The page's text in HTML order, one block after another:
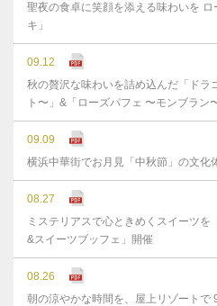
聖夜の食卓に笑顔を添える味わいを
キ」
09.12
秋の贅沢な味わいを詰め込んだ「ドラ
ト〜」&「ローズパフェ 〜モンブラン
09.09
横浜中華街でお月見「中秋節」の文化
08.27
ミステリアスで心ときめくスイーツ
&スイーツブッフェ」開催
08.26
朝の涼やかな時間を、屋上リゾートで